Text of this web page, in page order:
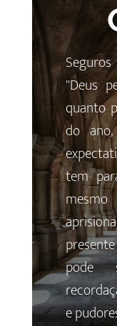
"Deus
quanto
do
tem
pode
e